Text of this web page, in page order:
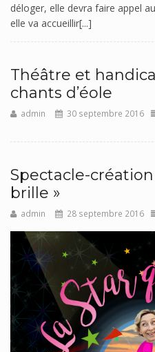
déloger, elle devra faire appel
elle va accueillir[...]
Théâtre et
chants d’éole
admin 30 septembre 2016
Spectacle-
brille »
admin 28 septembre 2016